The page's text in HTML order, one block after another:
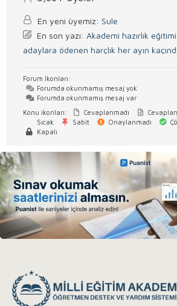
En yeni üyemiz: Sule
En son yazı: Akademi hazırlık
adaylara ödenen harçlık her ayın
Forum İkonları:
Forumda okunmamış mesaj yok
Forumda okunmamış mesaj var
Konu ikonları:
Cevaplanmadı
Sıcak
Sabit Onaylanmadı
Kapalı